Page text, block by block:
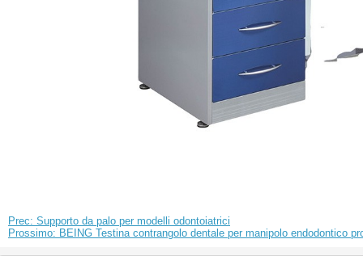
Prec: Supporto da palo per modelli odontoiatrici
Prossimo: BEING Testina contrangolo dentale ​per manipolo endodontico